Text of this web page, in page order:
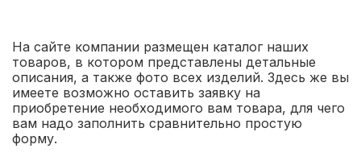
На сайте компании размещен каталог наших
товаров, в котором представлены детальные
описания, а также фото всех изделий. Здесь же вы
имеете возможно оставить заявку на
приобретение необходимого вам товара, для чего
вам надо заполнить сравнительно простую
форму.